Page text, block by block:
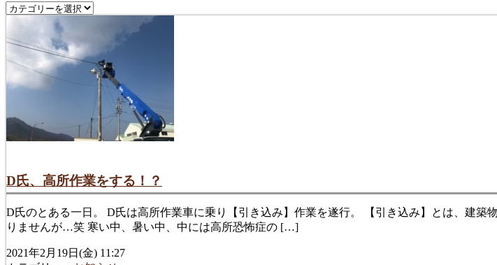
D氏、高所作業をする！？
D氏のとある一日。 D氏は高所作業車に乗り【引き込み】作業を遂行。 【引き込み】とは、建
りませんが…笑 寒い中、暑い中、中には高所恐怖症の […]
2021年2月19日(金) 11:27